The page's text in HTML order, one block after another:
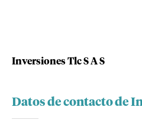
Inversiones Tlc S A S
Datos de contacto de